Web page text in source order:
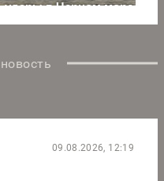
09.08.2026, 12:19